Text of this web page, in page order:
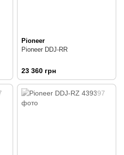
Pioneer
Pioneer DDJ-RR
23 360 грн